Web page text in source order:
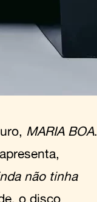
MARIA BOA.
não tinha
o disco